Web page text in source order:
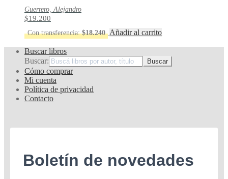
Guerrero, Alejandro
$19.200
Con transferencia:$18.240 Añadir al carrito
Buscar libros
Buscar:
Cómo comprar
Mi cuenta
Política de privacidad
Contacto
Boletín de novedades